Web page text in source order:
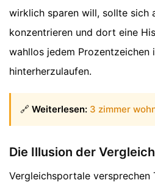
wirklich sparen will, sollte sich
konzentrieren und dort eine
wahllos jedem Prozentzeichen
hinterherzulaufen.
🔗 Weiterlesen: 3 zimmer
Die Illusion der
Vergleichsportale versprechen